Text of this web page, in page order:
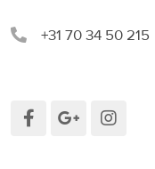
+31 70 34 50 215